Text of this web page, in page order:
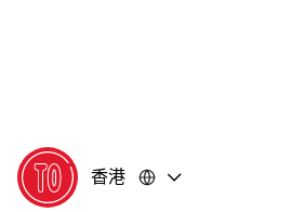
香港